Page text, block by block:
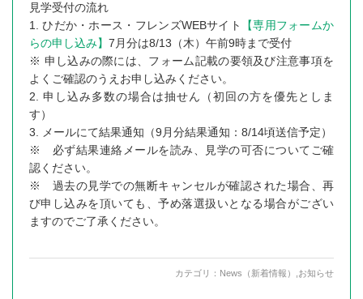
見学受付の流れ
1. ひだか・ホース・フレンズWEBサイト
【専用フォームか
らの申し込み】 7月分は8/13（木）午前9時まで受付
※ 申し込みの際には、フォーム記載の要領及び注意事項を
よくご確認のうえお申し込みください。
2. 申し込み多数の場合は抽せん（初回の方を優先としま
す）
3. メールにて結果通知（9月分結果通知：8/14頃送信予定）
※ 必ず結果連絡メールを読み、見学の可否についてご確
認ください。
※ 過去の見学での無断キャンセルが確認された場合、再
び申し込みを頂いても、予め落選扱いとなる場合がござい
ますのでご了承ください。
カテゴリ： News（新着情報） お知らせ